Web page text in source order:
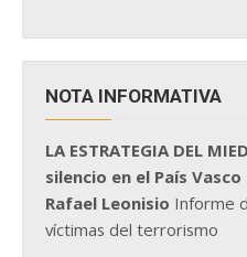
NOTA INFORMATIVA
LA ESTRATEGIA DEL
silencio en el País
Rafael Leonisio Informe
víctimas del terrorismo